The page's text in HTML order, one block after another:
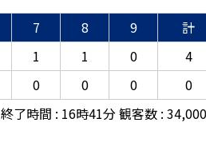
7 8 9
計
1 1 0
4
0 0 0
0
終了時間 : 16時41分 観客数 :